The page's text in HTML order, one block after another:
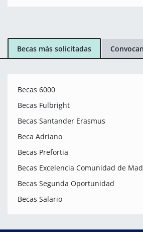
Becas más solicitadas
Becas 6000
Becas Fulbright
Becas Santander Erasmus
Beca Adriano
Becas Prefortia
Becas Excelencia Comunidad de
Becas Segunda Oportunidad
Becas Salario